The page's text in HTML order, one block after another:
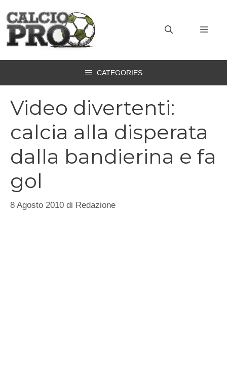
contenuto
CATEGORIES
Video divertenti:
calcia alla disperata
dalla bandierina e fa
gol
8 Agosto 2010 di Redazione